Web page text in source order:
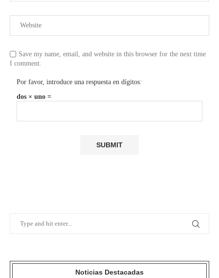
Save my name, email, and website in this browser for the next time
I comment.
Por favor, introduce una respuesta en dígitos:
dos × uno =
Noticias Destacadas